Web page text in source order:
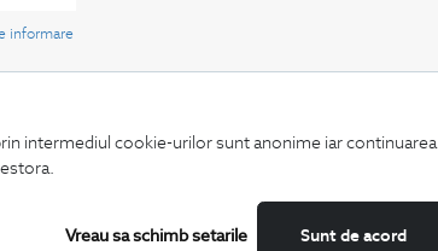
intermediul cookie-urilor sunt anonime iar continuarea
Sunt de acord
Vreau sa schimb setarile
informare